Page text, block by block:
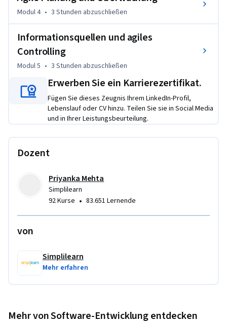
Am Ende dieses Kurses werden Sie in der Lage sein:
- Agile Schätzung zu verstehen: Lernen Sie Kernbegriffe und
Konzepte anhand praktischer Übungen kennen
- User Stories und Epics anzuwenden: Verfassen Sie User
Stories, verwalten Sie Epics und priorisieren Sie Backlogs
- Schätzmethoden anzuwenden: Wenden Sie „Planning
Poker“ und „Affinity Estimation“ in der Praxis an
- Projekte zu planen und zu überwachen: Erstellen Sie
Release-Pläne, verwalten Sie Sprints und verfolgen Sie den
Ideal für Projektmanager, Scrum Master, Product Owner und
und Planung erwerben möchten.
Modul 4 • 3 Stunden abzuschließen
Informationsquellen und agiles
Controlling
Modul 5 • 3 Stunden abzuschließen
Erwerben Sie ein Karrierezertifikat.
Fügen Sie dieses Zeugnis Ihrem LinkedIn-Profil,
Lebenslauf oder CV hinzu. Teilen Sie sie in Social Media
und in Ihrer Leistungsbeurteilung.
Dozent
Priyanka Mehta
Simplilearn
92 Kurse • 83.651 Lernende
von
Simplilearn
Mehr erfahren
Mehr von Software-Entwicklung entdecken